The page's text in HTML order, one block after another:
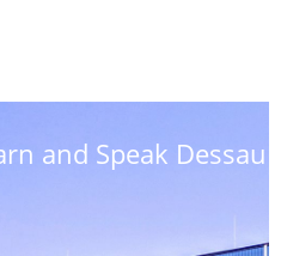
and Speak Dessau